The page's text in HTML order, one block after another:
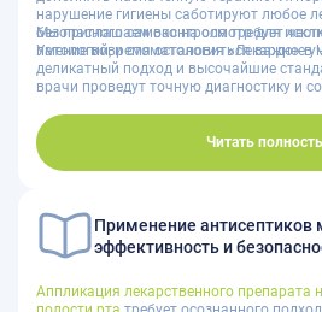
нарушение гигиены саботируют любое
безопасного самоконтроля требует
Умение вовремя остановиться важнее
Мы приглашаем вас на осмотр для
патологий, и стоматология «Лекардо» в
деликатный подход и высочайшие
врачи проведут точную диагностику и
советам, ведь профессиональная
чтобы записаться на прием, наберите8
сообщение в
уверенность в завтрашнем дне.
шага к специалисту!
Читать
Применение антисептиков
эффективность и
Аппликация лекарственного препарата